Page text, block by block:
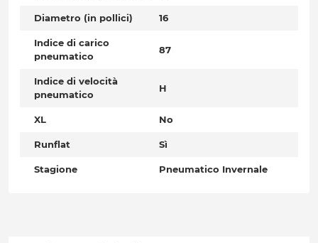
Diametro (in pollici) 16
Indice di carico
pneumatico
87
Indice di velocità
pneumatico
H
XL No
Runflat Sì
Stagione Pneumatico Invernale